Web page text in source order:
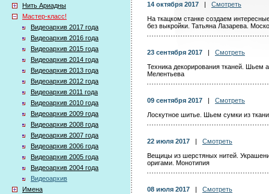
Нить Ариадны
Мастер-класс!
Видеоархив 2017 года
Видеоархив 2016 года
Видеоархив 2015 года
Видеоархив 2014 года
Видеоархив 2013 года
Видеоархив 2012 года
Видеоархив 2011 года
Видеоархив 2010 года
Видеоархив 2009 года
Видеоархив 2008 года
Видеоархив 2007 года
Видеоархив 2006 года
Видеоархив 2005 года
Видеоархив 2004 года
Видеоархив
Имена
14 октября 2017
Смотреть
На ткацком станке создаем
без выкройки. Татьяна Лазарева.
23 сентября 2017
Смотреть
Техника декорирования тканей. Шьем
Мелентьева
09 сентября 2017
Смотреть
Лоскутное шитье. Шьем сумки из
22 июля 2017
Смотреть
Вещицы из шерстяных нитей.
оригами. Монотипия
08 июля 2017
Смотреть